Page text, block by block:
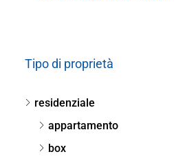
Tipo di proprietà
residenziale
appartamento
box